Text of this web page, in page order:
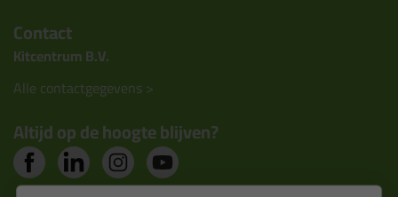
Contact
Kitcentrum B.V.
Alle contactgegevens >
Altijd op de hoogte blijven?